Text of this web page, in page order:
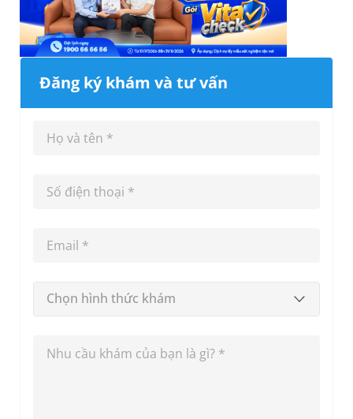
Đăng ký khám và tư vấn
Chọn hình thức khám